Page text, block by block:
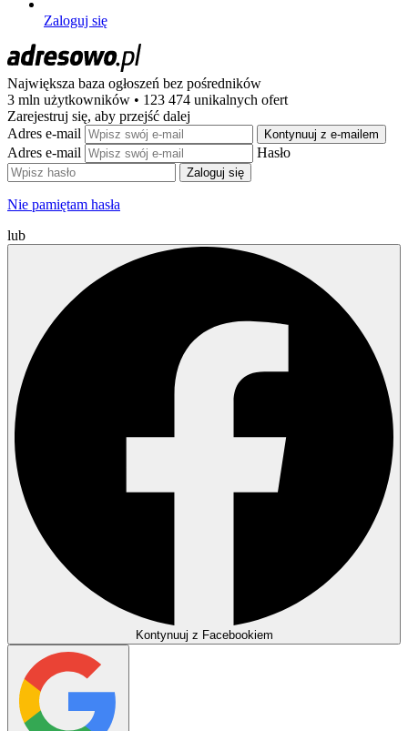
Zaloguj się
Największa baza ogłoszeń bez pośredników
3 mln użytkowników • 123 474 unikalnych ofert
Zarejestruj się, aby przejść dalej
Adres e-mail
Kontynuuj z e-mailem
Adres e-mail Hasło
Zaloguj się
Nie pamiętam hasła
lub
Kontynuuj z Facebookiem